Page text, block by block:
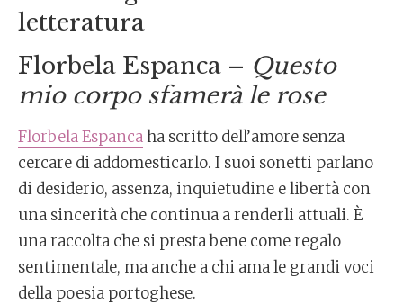
letteratura
Florbela Espanca – Questo
mio corpo sfamerà le rose
Florbela Espancaha scritto dell’amore senza
cercare di addomesticarlo. I suoi sonetti parlano
di desiderio, assenza, inquietudine e libertà con
una sincerità che continua a renderli attuali. È
una raccolta che si presta bene come regalo
sentimentale, ma anche a chi ama le grandi voci
della poesia portoghese.